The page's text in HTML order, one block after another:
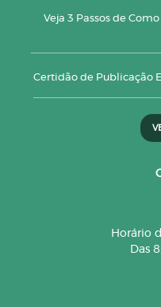
Veja 3 Passos de
Certidão de Publicação
Horário
Das